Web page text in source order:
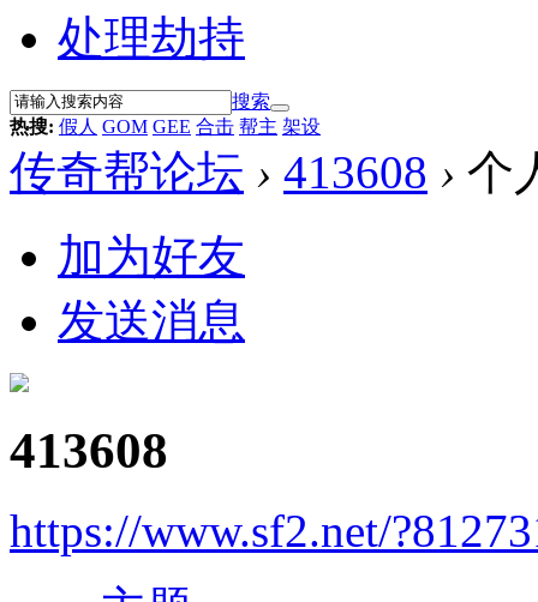
处理劫持
搜索
热搜: 假人 GOM GEE 合击 帮主 架设
传奇帮论坛 › 413608 › 个
加为好友
发送消息
413608
https://www.sf2.net/